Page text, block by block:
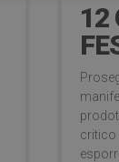
12
critico